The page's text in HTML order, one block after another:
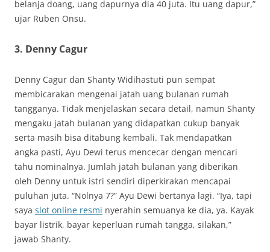
belanja doang, uang dapurnya dia 40 juta. Itu uang dapur,”
ujar Ruben Onsu.
3. Denny Cagur
Denny Cagur dan Shanty Widihastuti pun sempat
membicarakan mengenai jatah uang bulanan rumah
tangganya. Tidak menjelaskan secara detail, namun Shanty
mengaku jatah bulanan yang didapatkan cukup banyak
serta masih bisa ditabung kembali. Tak mendapatkan
angka pasti, Ayu Dewi terus mencecar dengan mencari
tahu nominalnya. Jumlah jatah bulanan yang diberikan
oleh Denny untuk istri sendiri diperkirakan mencapai
puluhan juta. “Nolnya 7?” Ayu Dewi bertanya lagi. “Iya, tapi
saya slot online resmi nyerahin semuanya ke dia, ya. Kayak
bayar listrik, bayar keperluan rumah tangga, silakan,”
jawab Shanty.